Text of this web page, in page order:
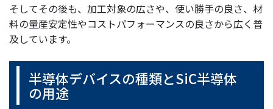
そしてその後も、加工対象の広さや、使い勝手の良さ、材
料の量産安定性やコストパフォーマンスの良さから広く普
及しています。
半導体デバイスの種類とSiC半導体
の用途